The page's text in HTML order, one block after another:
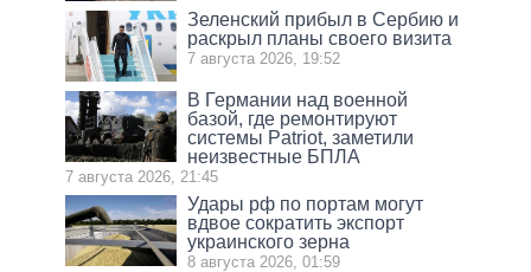
Зеленский прибыл в Сербию и
раскрыл планы своего визита
7 августа 2026, 19:52
В Германии над военной
базой, где ремонтируют
системы Patriot, заметили
неизвестные БПЛА
7 августа 2026, 21:45
Удары рф по портам могут
вдвое сократить экспорт
украинского зерна
8 августа 2026, 01:59